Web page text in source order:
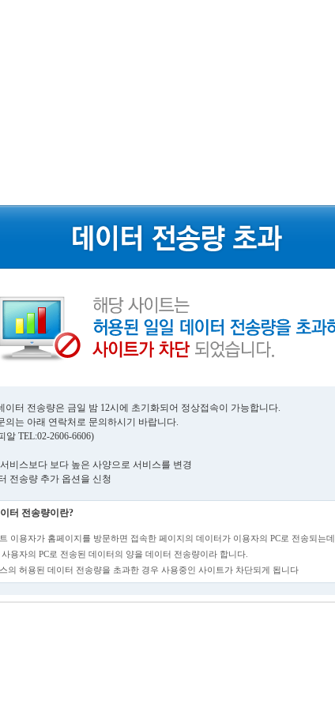
이터 전송량은 금일 밤 12시에 초기화되어 정상접속이 가능합니다.
의는 아래 연락처로 문의하시기 바랍니다.
알 TEL:02-2606-6606)
비스보다 보다 높은 사양으로 서비스를 변경
전송량 추가 옵션을 신청
터 전송량이란?
이용자가 홈페이지를 방문하면 접속한 페이지의 데이터가 이용자의 PC로 전송되는데,
용자의 PC로 전송된 데이터의 양을 데이터 전송량이라 합니다.
의 허용된 데이터 전송량을 초과한 경우 사용중인 사이트가 차단되게 됩니다